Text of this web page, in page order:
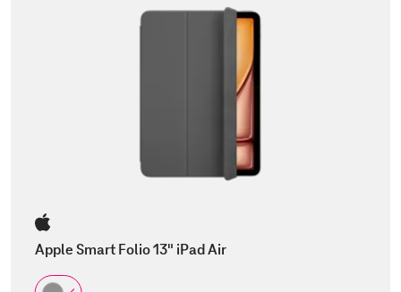
Apple Smart Folio 13" iPad Air